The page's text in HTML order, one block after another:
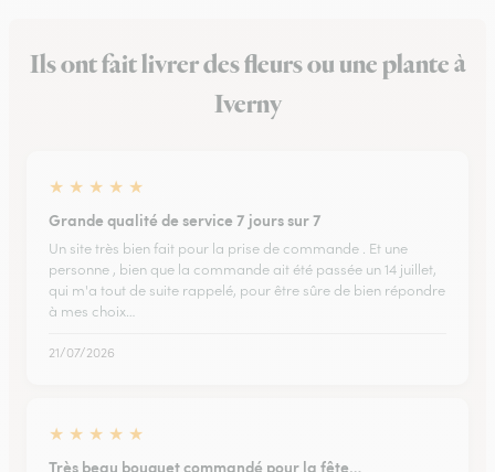
Ils ont fait livrer des fleurs ou une plante à
Iverny
★ ★ ★ ★ ★
Grande qualité de service 7 jours sur 7
Un site très bien fait pour la prise de commande . Et une
personne , bien que la commande ait été passée un 14 juillet,
qui m'a tout de suite rappelé, pour être sûre de bien répondre
à mes choix…
21/07/2026
★ ★ ★ ★ ★
Très beau bouquet commandé pour la fête…